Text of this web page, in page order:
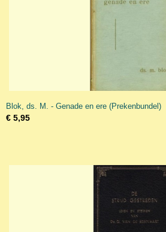
Blok, ds. M. - Genade en ere (Prekenbundel)
€ 5,95